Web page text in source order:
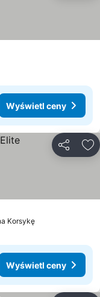
Wyświetl ceny
Korsykę
Wyświetl ceny